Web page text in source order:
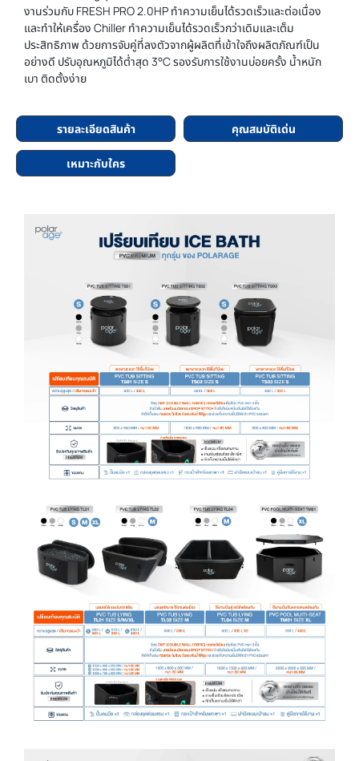
งานร่วมกับ FRESH PRO 2.0HP ทำความเย็นได้รวดเร็วและต่อเนื่อง
และทำให้เครื่อง Chiller ทำความเย็นได้รวดเร็วกว่าเดิมและเต็ม
ประสิทธิภาพ ด้วยการจับคู่ที่ลงตัวจากผู้ผลิตที่เข้าใจถึงผลิตภัณฑ์เป็น
อย่างดี ปรับอุณหภูมิได้ต่ำสุด 3°C รองรับการใช้งานบ่อยครั้ง น้ำหนัก
เบา ติดตั้งง่าย
รายละเอียดสินค้า คุณสมบัติเด่น
เหมาะกับใคร